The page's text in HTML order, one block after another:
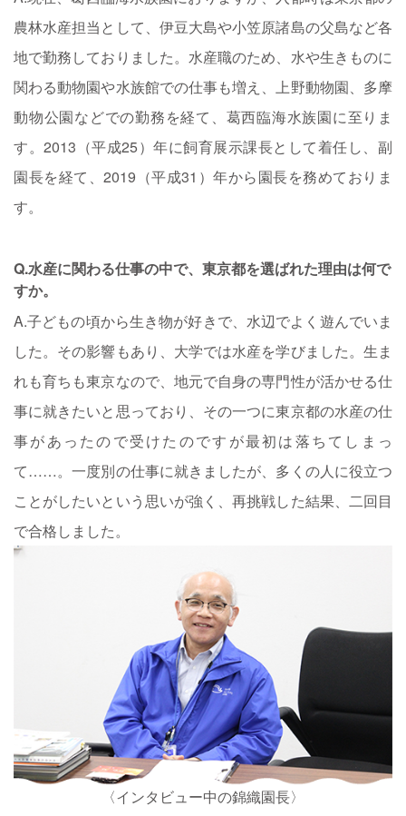
農林水産担当として、伊豆大島や小笠原諸島の父島など各
地で勤務しておりました。水産職のため、水や生きものに
関わる動物園や水族館での仕事も増え、上野動物園、多摩
動物公園などでの勤務を経て、葛西臨海水族園に至りま
す。2013（平成25）年に飼育展示課長として着任し、副
園長を経て、2019（平成31）年から園長を務めておりま
す。
Q.水産に関わる仕事の中で、東京都を選ばれた理由は何で
すか。
A.子どもの頃から生き物が好きで、水辺でよく遊んでいま
した。その影響もあり、大学では水産を学びました。生ま
れも育ちも東京なので、地元で自身の専門性が活かせる仕
事に就きたいと思っており、その一つに東京都の水産の仕
事があったので受けたのですが最初は落ちてしまっ
て……。一度別の仕事に就きましたが、多くの人に役立つ
ことがしたいという思いが強く、再挑戦した結果、二回目
で合格しました。
〈インタビュー中の錦織園長〉